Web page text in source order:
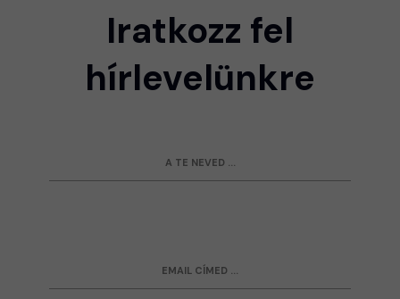
Iratkozz fel
hírlevelünkre